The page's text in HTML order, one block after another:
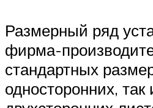
Размерный ряд
фирма-
стандартных
односторонних, так